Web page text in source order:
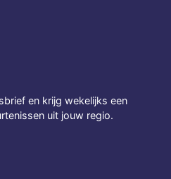
en krijg wekelijks een
uit jouw regio.